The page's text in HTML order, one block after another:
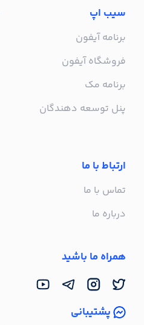
سیب اپ
برنامه آیفون
فروشگاه آیفون
برنامه مک
پنل توسعه دهندگان
ارتباط با ما
تماس با ما
درباره ما
همراه ما باشید
پشتیبانی